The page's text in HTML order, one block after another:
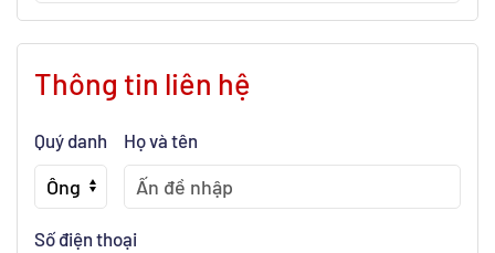
Thông tin liên hệ
Quý danh Họ và tên
Số điện thoại